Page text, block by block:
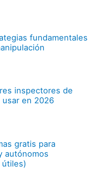
fundamentales
inspectores de
usar en 2026
gratis para
autónomos
útiles)